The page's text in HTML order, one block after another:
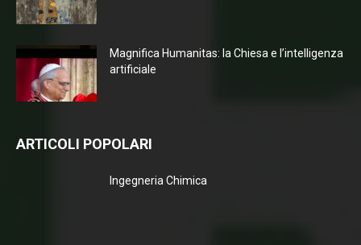
Magnifica Humanitas: la Chiesa e l’intelligenza
artificiale
ARTICOLI POPOLARI
Ingegneria Chimica